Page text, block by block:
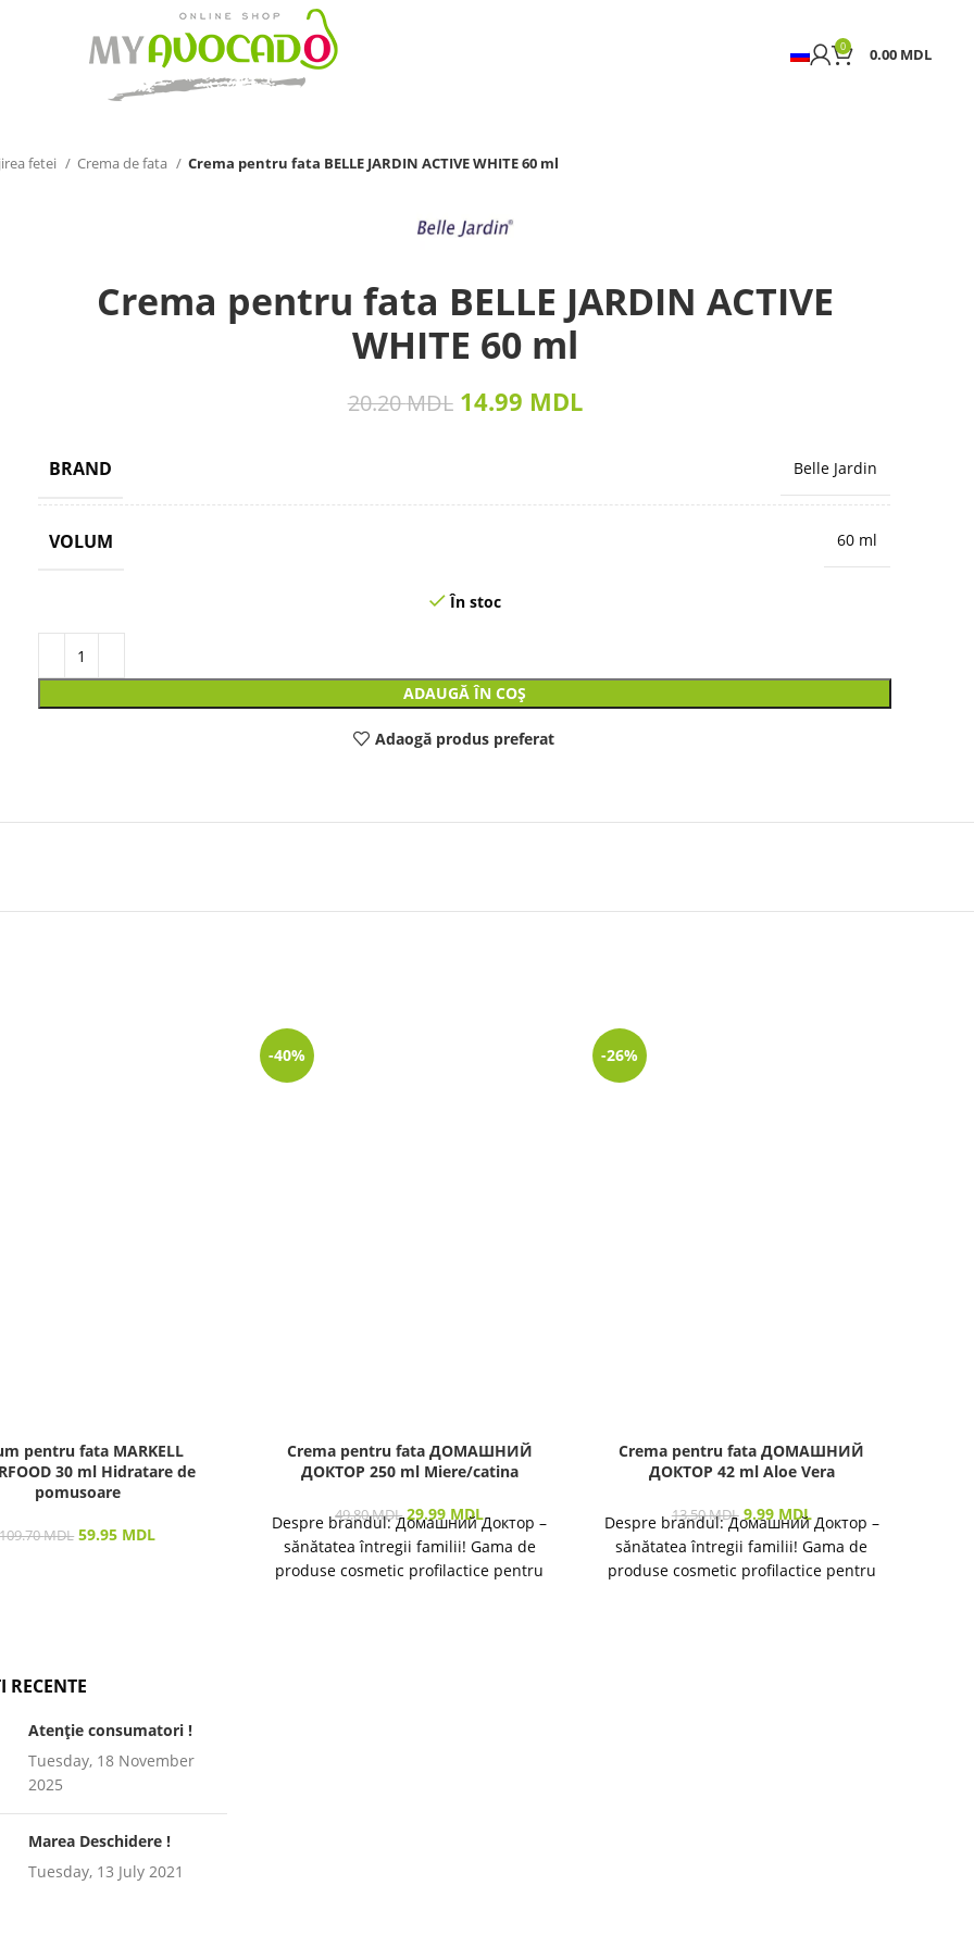
0 0.00 MDL
fetei Crema de fata Crema pentru fata BELLE JARDIN ACTIVE WHITE 60 ml
Crema pentru fata BELLE JARDIN ACTIVE
WHITE 60 ml
20.20MDL 14.99 MDL
BRAND Belle Jardin
VOLUM 60 ml
În stoc
ADAUGĂ ÎN COȘ
Adaogă produs preferat
pentru fata MARKELL
30 ml Hidratare de
pomusoare
109.70MDL 59.95 MDL
-40%
Crema pentru fata ДОМАШНИЙ
ДОКТОР 250 ml Miere/catina
49.80MDL 29.99 MDL
Despre brandul: Домашний Доктор –
sănătatea întregii familii! Gama de
produse cosmetic profilactice pentru
-26%
Crema pentru fata ДОМАШНИЙ
ДОКТОР 42 ml Aloe Vera
13.50MDL 9.99 MDL
Despre brandul: Домашний Доктор –
sănătatea întregii familii! Gama de
produse cosmetic profilactice pentru
RECENTE
Atenție consumatori !
Tuesday, 18 November
2025
Marea Deschidere !
Tuesday, 13 July 2021